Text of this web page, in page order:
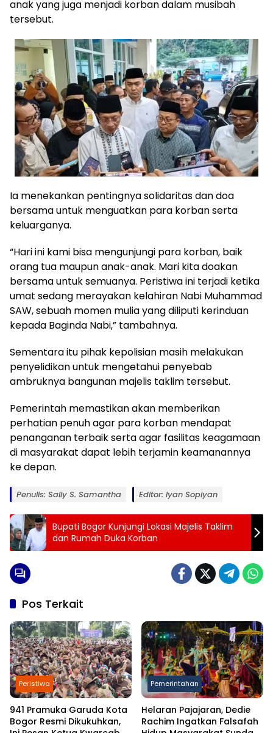
anak yang juga menjadi korban dalam musibah
tersebut.
Ia menekankan pentingnya solidaritas dan doa
bersama untuk menguatkan para korban serta
keluarganya.
“Hari ini kami bisa mengunjungi para korban, baik
orang tua maupun anak-anak. Mari kita doakan
bersama untuk semuanya. Peristiwa ini terjadi ketika
umat sedang merayakan kelahiran Nabi Muhammad
SAW, sebuah momen mulia yang diliputi kerinduan
kepada Baginda Nabi,” tambahnya.
Sementara itu pihak kepolisian masih melakukan
penyelidikan untuk mengetahui penyebab
ambruknya bangunan majelis taklim tersebut.
Pemerintah memastikan akan memberikan
perhatian penuh agar para korban mendapat
penanganan terbaik serta agar fasilitas keagamaan
di masyarakat dapat lebih terjamin keamanannya
ke depan.
Penulis: Sally S. Samantha Editor: Iyan Sopiyan
Bupati Bogor Kunjungi Lokasi Majelis Taklim
dan Rumah Duka Korban
Pos Terkait
Peristiwa
941 Pramuka Garuda Kota
Bogor Resmi Dikukuhkan,
Pemerintahan
Helaran Pajajaran, Dedie
Rachim Ingatkan Falsafah